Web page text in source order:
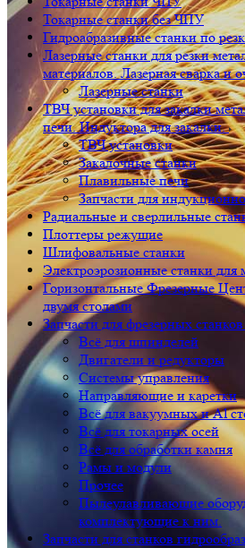
Токарные станки без ЧПУ
Гидроабразивные станки по
Лазерные станки для резки
материалов. Лазерная сварка и
Лазерные станки
ТВЧ установки для закалки
печи. Индуктора для закалки.
ТВЧ установки
Закалочные станки
Плавильные печи
Запчасти для
Радиальные и сверлильные
Плоттеры режущие
Шлифовальные станки
Электроэрозионные станки для
Горизонтальные Фрезерные
двумя столами
Запчасти для фрезерных станков
Всё для шпинделей
Двигатели и редукторы
Системы управления
Направляющие и каретки
Всё для вакуумных и Al
Всё для токарных осей
Всё для обработки камня
Рамы и модули
Прочее
Пылеулавливающие
комплектующие к ним.
Запчасти для станков